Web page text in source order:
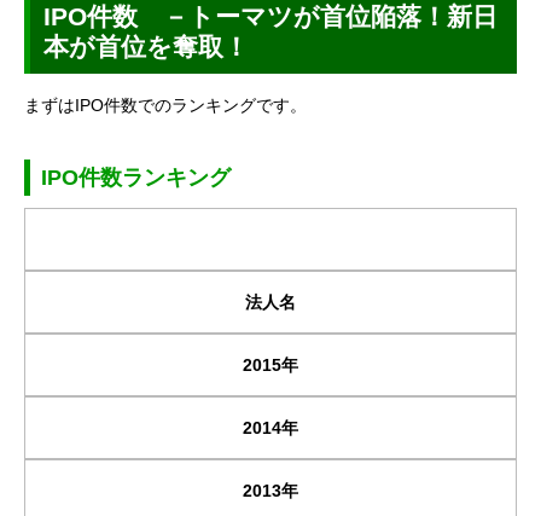
IPO件数 －トーマツが首位陥落！新日
本が首位を奪取！
まずはIPO件数でのランキングです。
IPO件数ランキング
法人名
2015年
2014年
2013年